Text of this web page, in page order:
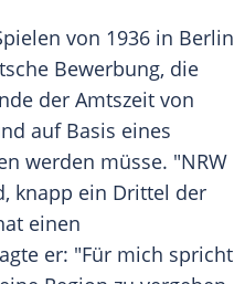
von 1936 in Berlin
Bewerbung, die
der Amtszeit von
auf Basis eines
werden müsse. "NRW
knapp ein Drittel der
einen
er: "Für mich spricht